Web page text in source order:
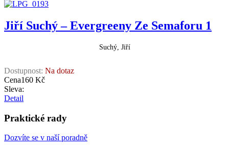
Jiří Suchý – Evergreeny Ze Semaforu 1
Suchý, Jiří
Dostupnost: Na dotaz
Cena160 Kč
Sleva:
Detail
Praktické rady
Dozvíte se v naší poradně